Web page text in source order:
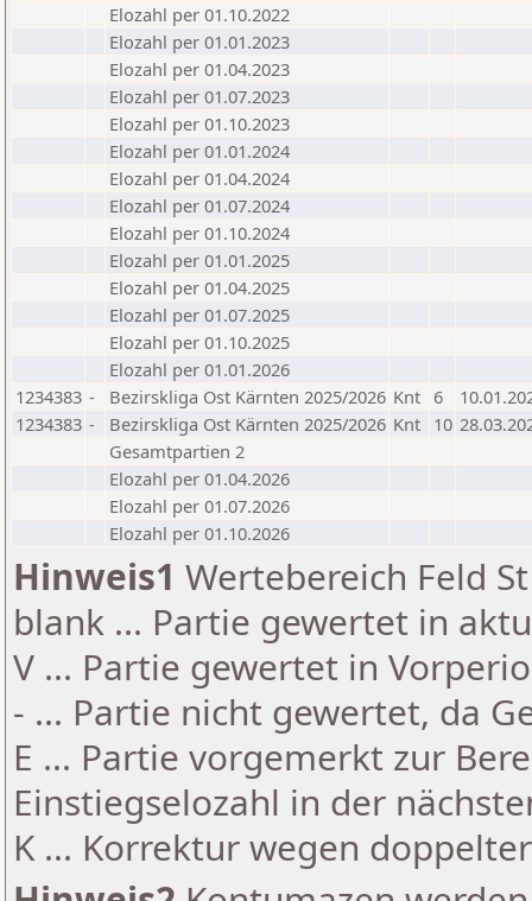
Elozahl per 01.10.2022
Elozahl per 01.01.2023
Elozahl per 01.04.2023
Elozahl per 01.07.2023
Elozahl per 01.10.2023
Elozahl per 01.01.2024
Elozahl per 01.04.2024
Elozahl per 01.07.2024
Elozahl per 01.10.2024
Elozahl per 01.01.2025
Elozahl per 01.04.2025
Elozahl per 01.07.2025
Elozahl per 01.10.2025
Elozahl per 01.01.2026
1234383 - Bezirskliga Ost Kärnten 2025/2026 Knt 6
1234383 - Bezirskliga Ost Kärnten 2025/2026 Knt 10
Gesamtpartien 2
Elozahl per 01.04.2026
Elozahl per 01.07.2026
Elozahl per 01.10.2026
Hinweis1 Wertebereich Feld
blank ... Partie gewertet in
V ... Partie gewertet in
- ... Partie nicht gewertet, da
E ... Partie vorgemerkt zur
Einstiegselozahl in der
K ... Korrektur wegen